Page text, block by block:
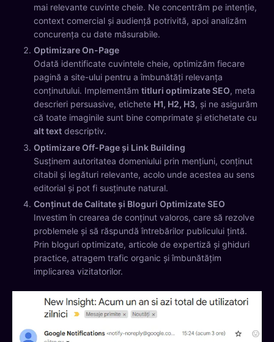
mai relevante cuvinte cheie. Ne concentrăm pe intenție,
context comercial și audiență potrivită, apoi analizăm
concurența cu date măsurabile.
Optimizare On-Page
Odată identificate cuvintele cheie, optimizăm fiecare
pagină a site-ului pentru a îmbunătăți relevanța
conținutului. Implementăm titluri optimizate SEO, meta
descrieri persuasive, etichete H1, H2, H3, și ne asigurăm
că toate imaginile sunt bine comprimate și etichetate cu
alt text descriptiv.
Optimizare Off-Page și Link Building
Susținem autoritatea domeniului prin mențiuni, conținut
citabil și legături relevante, acolo unde acestea au sens
editorial și pot fi susținute natural.
Conținut de Calitate și Bloguri Optimizate SEO
Investim în crearea de conținut valoros, care să rezolve
problemele și să răspundă întrebărilor publicului țintă.
Prin bloguri optimizate, articole de expertiză și ghiduri
practice, atragem trafic organic și îmbunătățim
implicarea vizitatorilor.